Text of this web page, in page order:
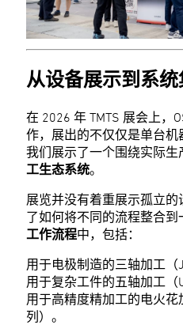
从设备展示到系统
在 2026 年 TMTS 展会上，
作，展出的不仅仅是单台
我们展示了一个围绕实际生
工生态系统。
展览并没有着重展示孤立
了如何将不同的流程整合到
工作流程中，包括：
用于电极制造的三轴加工（
用于复杂工件的五轴加工（
用于高精度精加工的电火花
列）。